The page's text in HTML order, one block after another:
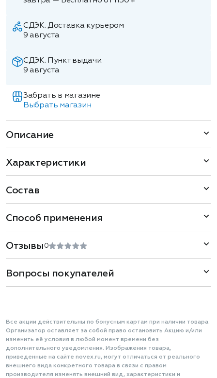
СДЭК. Доставка курьером
9 августа
СДЭК. Пункт выдачи.
9 августа
Забрать в магазине
Выбрать магазин
Описание
Характеристики
Состав
Способ применения
Отзывы 0
Вопросы покупателей
Все акции действительны по бонусным картам при наличии товара.
Организатор оставляет за собой право остановить Акцию и/или
изменить её условия в любой момент времени без
дополнительного уведомления. Изображения товара,
приведенные на сайте novex.ru, могут отличаться от реального
внешнего вида конкретного товара в связи с правом
производителя изменять внешний вид, характеристики и